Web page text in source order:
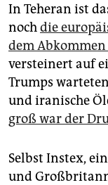
In Teheran ist
nochdie
dem
versteinert auf
Trumps
und iranische
groß war der
Selbst Instex,
und